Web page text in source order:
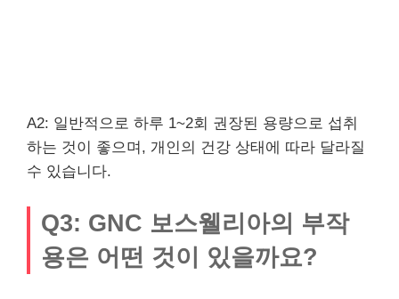
A2: 일반적으로 하루 1~2회 권장된 용량으로 섭취
하는 것이 좋으며, 개인의 건강 상태에 따라 달라질
수 있습니다.
Q3: GNC 보스웰리아의 부작
용은 어떤 것이 있을까요?